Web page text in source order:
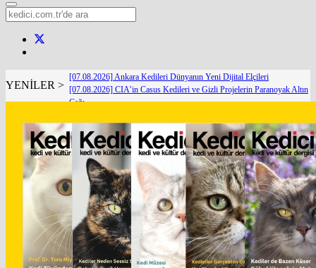
YENİLER >
[07.08.2026] Ankara Kedileri Dünyanın Yeni Dijital Elçileri
[07.08.2026] CIA’in Casus Kedileri ve Gizli Projelerin Paranoyak Altın
Çağı
[06.08.2026] Van İpekyolu Belediyesi Veteriner İşleri Müdürlüğü Ekiplerinden Örnek
Uygulama
[06.08.2026] Yaşlı Kedilerde Gizli Tehlike: Hipertansiyon
[05.08.2026] Bir Hayat Kurtarmak Bir Hayat Kurtarmaktır
[05.08.2026] KEDİ REFAHINDA YENİ BİR DÖNEM: SECURECAT TÜRKİYE’YE
GELİYOR
[04.08.2026] The Catographer Nils Jacobi : Dünyanın En Ünlü Kedi Fotoğrafçısı ile Özel
[03.08.2026] Kedilerde Kronik Böbrek Hastalığında Yeni Dönem: IRIS 2026 Gerçekten
Neyi Değiştirdi?
[03.08.2026] O Gittiğinde Evden Sadece Bir Nefes Gitmiyor